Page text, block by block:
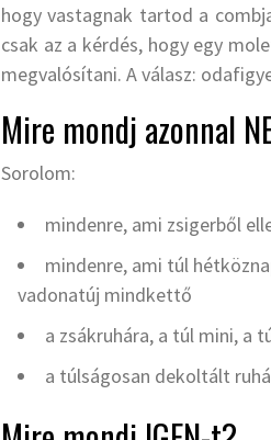
hogy vastagnak tartod a
csak az a kérdés, hogy egy
megvalósítani. A válasz:
Mire mondj azonnal
Sorolom:
mindenre, ami zsigerből
mindenre, ami túl
vadonatúj mindkettő
a zsákruhára, a túl mini, a
a túlságosan dekoltált